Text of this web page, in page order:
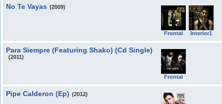
No Te Vayas (2009)
Frontal Interior1
Para Siempre (Featuring Shako) (Cd Single)
(2011)
Frontal
Pipe Calderon (Ep) (2012)